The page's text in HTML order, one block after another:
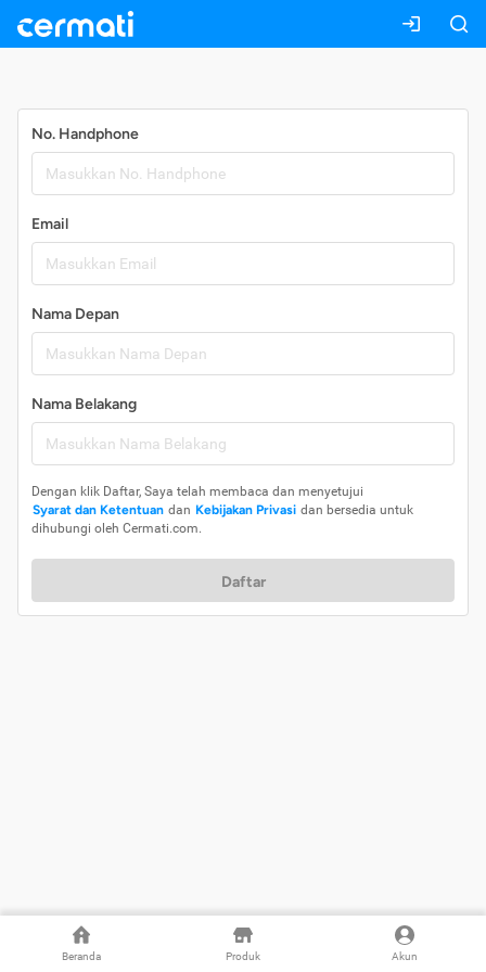
Beranda Produk Akun
No. Handphone
Email
Nama Depan
Nama Belakang
Dengan klik Daftar, Saya telah membaca dan menyetujui
Syarat dan Ketentuan dan Kebijakan Privasi dan bersedia untuk
dihubungi oleh Cermati.com.
Daftar